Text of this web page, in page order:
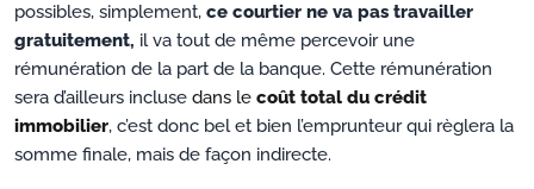
possibles, simplement, ce courtier ne va pas travailler
gratuitement, il va tout de même percevoir une
rémunération de la part de la banque. Cette rémunération
sera d’ailleurs incluse dans le coût total du crédit
immobilier, c’est donc bel et bien l’emprunteur qui règlera la
somme finale, mais de façon indirecte.